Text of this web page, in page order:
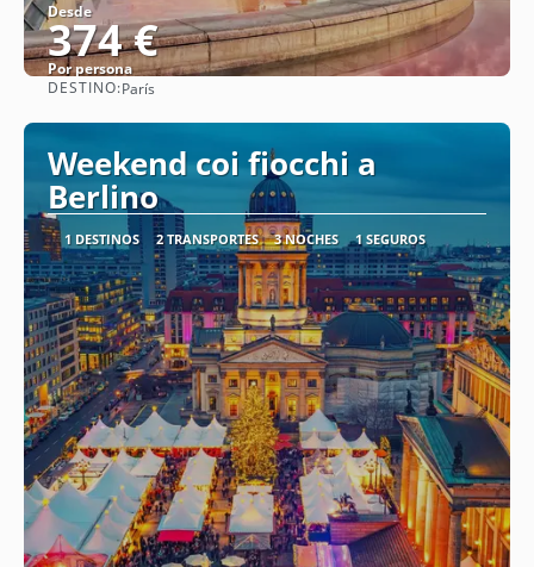
Desde
374 €
Por persona
DESTINO:París
Weekend coi fiocchi a
Berlino
1 DESTINOS 2 TRANSPORTES 3 NOCHES 1 SEGUROS